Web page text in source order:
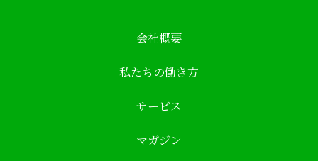
会社概要
私たちの働き方
サービス
マガジン